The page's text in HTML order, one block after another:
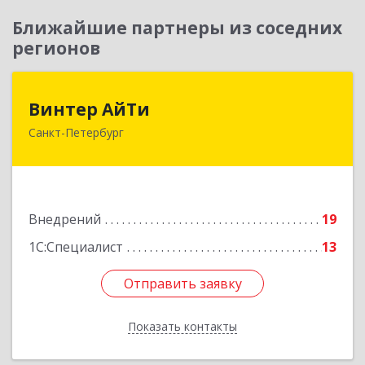
Ближайшие партнеры из соседних
регионов
Винтер АйТи
Санкт-Петербург
Внедрений
19
1С:Специалист
13
Отправить заявку
Показать контакты
196142, Санкт-Петербург г, Пулковская ул, дом
Отправить заявку
Назад